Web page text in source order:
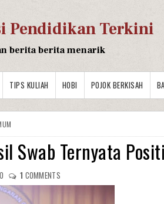
Pendidikan Terkini
berita berita menarik
TIPS KULIAH HOBI POJOK BERKISAH
Swab Ternyata
1 COMMENTS